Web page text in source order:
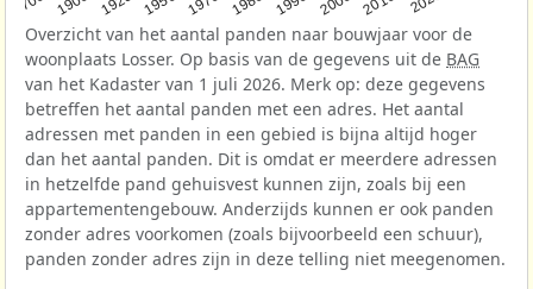
Overzicht van het aantal panden naar bouwjaar voor de
woonplaats Losser. Op basis van de gegevens uit de BAG
van het Kadaster van 1 juli 2026. Merk op: deze gegevens
betreffen het aantal panden met een adres. Het aantal
adressen met panden in een gebied is bijna altijd hoger
dan het aantal panden. Dit is omdat er meerdere adressen
in hetzelfde pand gehuisvest kunnen zijn, zoals bij een
appartementengebouw. Anderzijds kunnen er ook panden
zonder adres voorkomen (zoals bijvoorbeeld een schuur),
panden zonder adres zijn in deze telling niet meegenomen.